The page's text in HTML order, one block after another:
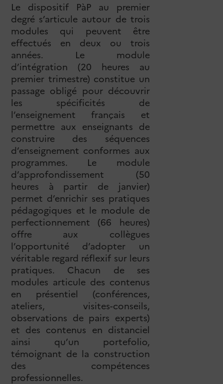
Le dispositif PàP au premier
degré s’articule autour de trois
modules qui peuvent être
effectués en deux ou trois
années. Le module
d’intégration (20 heures au
premier trimestre) constitue un
passage obligé pour découvrir
les spécificités de
l’enseignement français et
permettre aux enseignants de
construire des séquences
d’enseignement conformes aux
programmes. Le module
d’approfondissement (50
heures à partir de janvier)
permet d’enrichir ses pratiques
pédagogiques et le module de
perfectionnement (66 heures)
offre aux collègues
l’opportunité d’adopter un
véritable regard réflexif sur leurs
pratiques. Chacun de ses
modules articule des contenus
en présentiel (conférences,
ateliers, visites-conseils,
observations de pairs experts)
et des contenus en distanciel
ainsi qu’un portefolio,
témoignant de la construction
des compétences
professionnelles.